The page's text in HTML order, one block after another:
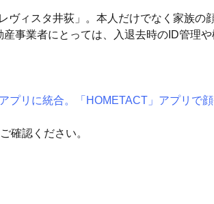
ィスタ井荻」。本人だけでなく家族の
事業者にとっては、入退去時のID管理
リに統合。「HOMETACT」アプリで
確認ください。